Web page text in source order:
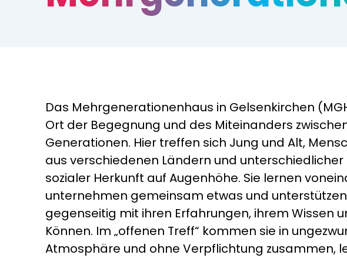
Das Mehrgenerationenhaus in Gelsenkirchen
Ort der Begegnung und des Miteinanders
Generationen. Hier treffen sich Jung und Alt,
aus verschiedenen Ländern und unterschiedlicher
sozialer Herkunft auf Augenhöhe. Sie lernen
unternehmen gemeinsam etwas und
gegenseitig mit ihren Erfahrungen, ihrem Wissen
Können. Im „offenen Treff“ kommen sie in
Atmosphäre und ohne Verpflichtung zusammen,